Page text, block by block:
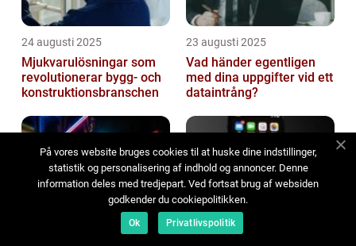
24 augusti 2025
Mjukvarulösningar som
revolutionerar bygg- och
konstruktionsbranschen
23 augusti 2025
Vad händer egentligen
med dina uppgifter vid ett
dataintrång?
21 augusti 2025
På vores website bruges cookies til at huske dine indstillinger,
statistik og personalisering af indhold og annoncer. Denne
information deles med tredjepart. Ved fortsat brug af websiden
godkender du cookiepolitikken.
Ok Privatlivspolitik